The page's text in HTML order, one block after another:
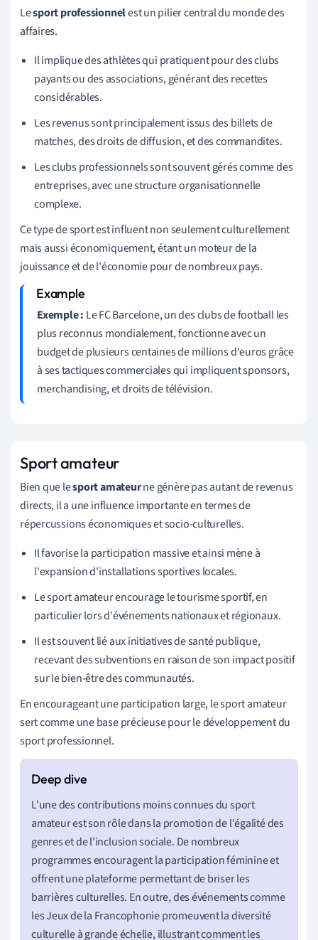
Lesport professionnelest un pilier central du monde des
affaires.
Il implique des athlètes qui pratiquent pour des clubs
payants ou des associations, générant des recettes
considérables.
Les revenus sont principalement issus des billets de
matches, des droits de diffusion, et des commandites.
Les clubs professionnels sont souvent gérés comme des
entreprises, avec une structure organisationnelle
complexe.
Ce type de sport est influent non seulement culturellement
mais aussi économiquement, étant un moteur de la
jouissance et de l'économie pour de nombreux pays.
Exemple : Le FC Barcelone, un des clubs de football les
plus reconnus mondialement, fonctionne avec un
budget de plusieurs centaines de millions d'euros grâce
à ses tactiques commerciales qui impliquent sponsors,
merchandising, et droits de télévision.
Sport amateur
Bien que lesport amateurne génère pas autant de revenus
directs, il a une influence importante en termes de
répercussions économiques et socio-culturelles.
Il favorise la participation massive et ainsi mène à
l'expansion d'installations sportives locales.
Le sport amateur encourage le tourisme sportif, en
particulier lors d'événements nationaux et régionaux.
Il est souvent lié aux initiatives de santé publique,
recevant des subventions en raison de son impact positif
sur le bien-être des communautés.
En encourageant une participation large, le sport amateur
sert comme une base précieuse pour le développement du
sport professionnel.
L'une des contributions moins connues du sport
amateur est son rôle dans la promotion de l'égalité des
genres et de l'inclusion sociale. De nombreux
programmes encouragent la participation féminine et
offrent une plateforme permettant de briser les
barrières culturelles. En outre, des événements comme
les Jeux de la Francophonie promeuvent la diversité
culturelle à grande échelle, illustrant comment les